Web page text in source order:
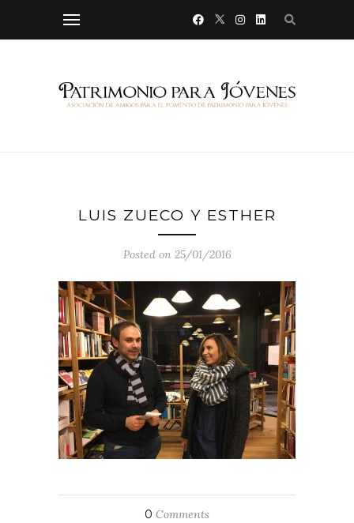
LUIS ZUECO Y ESTHER
Posted on 25/01/2016
0 Comments